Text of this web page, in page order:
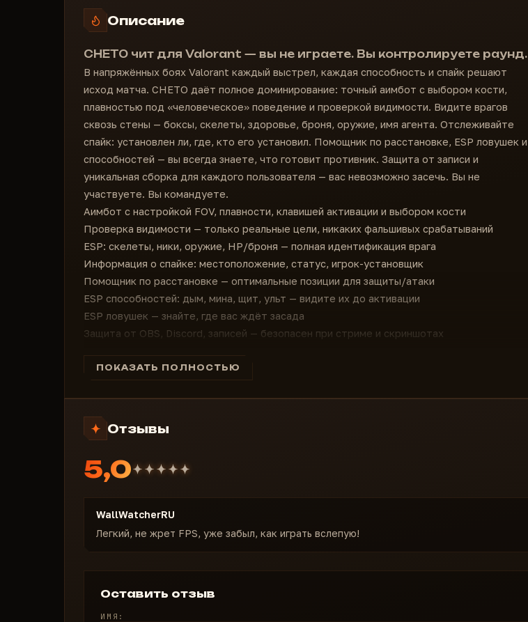
Описание
CHETO чит для Valorant — вы не играете. Вы контролируете раунд.
В напряжённых боях Valorant каждый выстрел, каждая способность и спайк решают
исход матча. CHETO даёт полное доминирование: точный аимбот с выбором кости,
плавностью под «человеческое» поведение и проверкой видимости. Видите врагов
сквозь стены — боксы, скелеты, здоровье, броня, оружие, имя агента. Отслеживайте
спайк: установлен ли, где, кто его установил. Помощник по расстановке, ESP ловушек и
способностей — вы всегда знаете, что готовит противник. Защита от записи и
уникальная сборка для каждого пользователя — вас невозможно засечь. Вы не
участвуете. Вы командуете.
Аимбот с настройкой FOV, плавности, клавишей активации и выбором кости
Проверка видимости — только реальные цели, никаких фальшивых срабатываний
ESP: скелеты, ники, оружие, HP/броня — полная идентификация врага
Информация о спайке: местоположение, статус, игрок-установщик
Помощник по расстановке — оптимальные позиции для защиты/атаки
ESP способностей: дым, мина, щит, ульт — видите их до активации
ESP ловушек — знайте, где вас ждёт засада
Защита от OBS, Discord, записей — безопасен при стриме и скриншотах
Вы не выживаете. Вы — следующая версия искора.
ПОКАЗАТЬ ПОЛНОСТЬЮ
Отзывы
5,0
WallWatcherRU
Легкий, не жрет FPS, уже забыл, как играть вслепую!
Оставить отзыв
ИМЯ: